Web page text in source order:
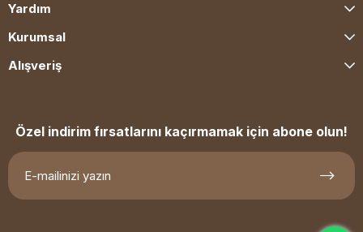
Yardım
Kurumsal
Alışveriş
Özel indirim fırsatlarını kaçırmamak için abone olun!